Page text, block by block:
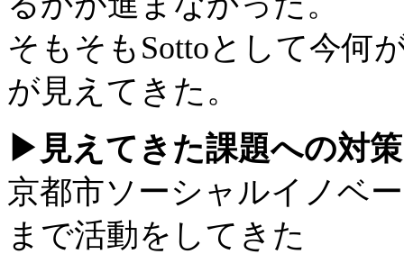
そもそもSottoとして今何
が見えてきた。
▶︎見えてきた課題への対
京都市ソーシャルイノベ
まで活動をしてきた